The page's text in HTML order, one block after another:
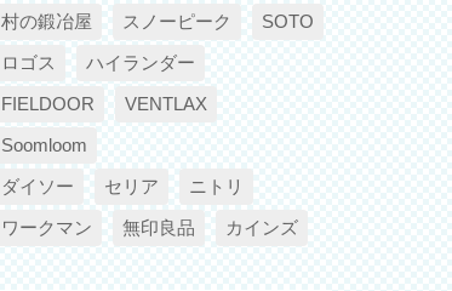
村の鍛冶屋
スノーピーク
SOTO
ロゴス
ハイランダー
FIELDOOR
VENTLAX
Soomloom
ダイソー
セリア
ニトリ
ワークマン
無印良品 カインズ